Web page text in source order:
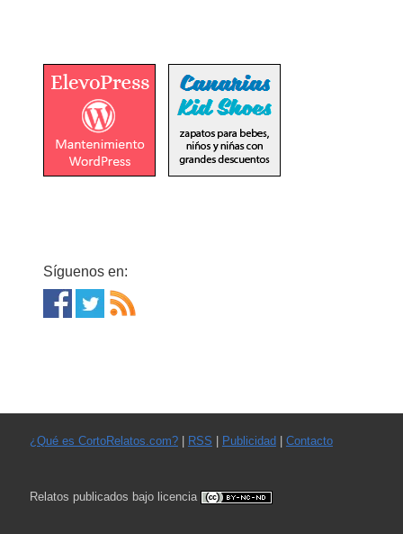
Síguenos en:
¿Qué es CortoRelatos.com?| RSS Publicidad Contacto
Relatos publicados bajo licencia